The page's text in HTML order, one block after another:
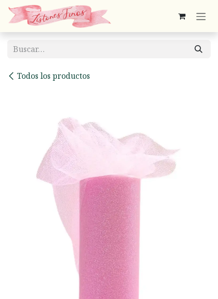
Ir al contenido
Todos los productos